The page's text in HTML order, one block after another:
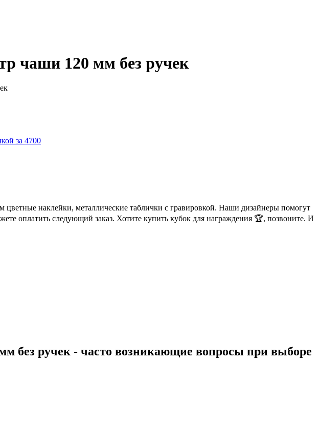
чаши 120 мм без ручек
за 4700
наклейки, металлические таблички с гравировкой. Наши дизайнеры помогут
оплатить следующий заказ. Хотите купить кубок для награждения 🏆, позвоните. И
без ручек - часто возникающие вопросы при выборе